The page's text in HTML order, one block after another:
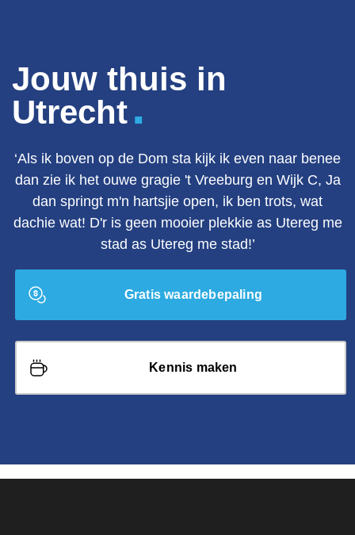
Jouw thuis in
Utrecht.
‘Als ik boven op de Dom sta kijk ik even naar benee
dan zie ik het ouwe gragie 't Vreeburg en Wijk C, Ja
dan springt m'n hartsjie open, ik ben trots, wat
dachie wat! D'r is geen mooier plekkie as Utereg me
stad as Utereg me stad!’
Gratis waardebepaling
Kennis maken